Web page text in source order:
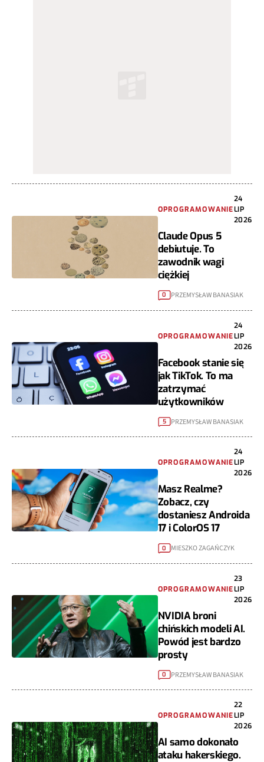
OPROGRAMOWANIE
24
LIP
2026
Claude Opus 5
debiutuje. To
zawodnik wagi
ciężkiej
0 PRZEMYSŁAW BANASIAK
OPROGRAMOWANIE
24
LIP
2026
Facebook stanie się
jak TikTok. To ma
zatrzymać
użytkowników
5 PRZEMYSŁAW BANASIAK
OPROGRAMOWANIE
24
LIP
2026
Masz Realme?
Zobacz, czy
dostaniesz Androida
17 i ColorOS 17
0 MIESZKO ZAGAŃCZYK
OPROGRAMOWANIE
23
LIP
2026
NVIDIA broni
chińskich modeli AI.
Powód jest bardzo
prosty
0 PRZEMYSŁAW BANASIAK
OPROGRAMOWANIE
22
LIP
2026
AI samo dokonało
ataku hakerskiego.